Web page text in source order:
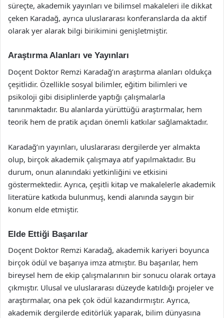
süreçte, akademik yayınları ve bilimsel makaleleri ile dikkat
çeken Karadağ, ayrıca uluslararası konferanslarda da aktif
olarak yer alarak bilgi birikimini genişletmiştir.
Araştırma Alanları ve Yayınları
Doçent Doktor Remzi Karadağ’ın araştırma alanları oldukça
çeşitlidir. Özellikle sosyal bilimler, eğitim bilimleri ve
psikoloji gibi disiplinlerde yaptığı çalışmalarla
tanınmaktadır. Bu alanlarda yürüttüğü araştırmalar, hem
teorik hem de pratik açıdan önemli katkılar sağlamaktadır.
Karadağ’ın yayınları, uluslararası dergilerde yer almakta
olup, birçok akademik çalışmaya atıf yapılmaktadır. Bu
durum, onun alanındaki yetkinliğini ve etkisini
göstermektedir. Ayrıca, çeşitli kitap ve makalelerle akademik
literatüre katkıda bulunmuş, kendi alanında saygın bir
konum elde etmiştir.
Elde Ettiği Başarılar
Doçent Doktor Remzi Karadağ, akademik kariyeri boyunca
birçok ödül ve başarıya imza atmıştır. Bu başarılar, hem
bireysel hem de ekip çalışmalarının bir sonucu olarak ortaya
çıkmıştır. Ulusal ve uluslararası düzeyde katıldığı projeler ve
araştırmalar, ona pek çok ödül kazandırmıştır. Ayrıca,
akademik dergilerde editörlük yaparak, bilim dünyasına